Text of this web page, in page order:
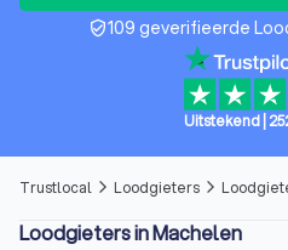
verified_user109 geverifieerde
Uitstekend|
Trustlocal arrow_forward_ios Loodgieters arrow_forward_ios
Loodgieters in Machelen